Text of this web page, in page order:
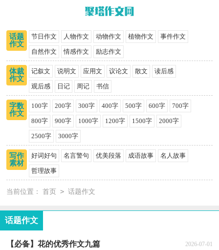
话题
作文
节日作文 人物作文 动物作文 植物作文 事件作文
自然作文 情感作文 励志作文
体裁
作文
记叙文 说明文 应用文 议论文 散文 读后感
观后感 日记 周记 书信
字数
作文
100字 200字 300字 400字 500字 600字 700字
800字 900字 1000字 1200字 1500字 2000字
2500字 3000字
写作
素材
好词好句 名言警句 优美段落 成语故事 名人故事
哲理故事
当前位置： 首页 > 话题作文
话题作文
【必备】花的优秀作文九篇 2026-07-01